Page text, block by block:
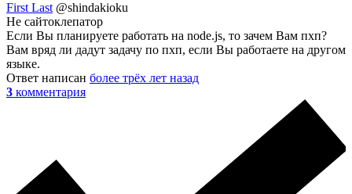
First Last @shindakioku
Не сайтоклепатор
Если Вы планируете работать на node.js, то зачем Вам пхп?
Вам вряд ли дадут задачу по пхп, если Вы работаете на другом
языке.
Ответ написан более трёх лет назад
3 комментария